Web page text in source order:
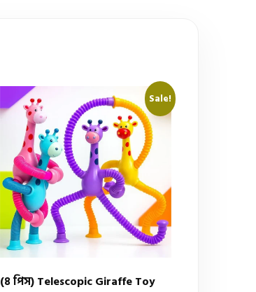
Sale!
(৪ পিস) Telescopic Giraffe Toy